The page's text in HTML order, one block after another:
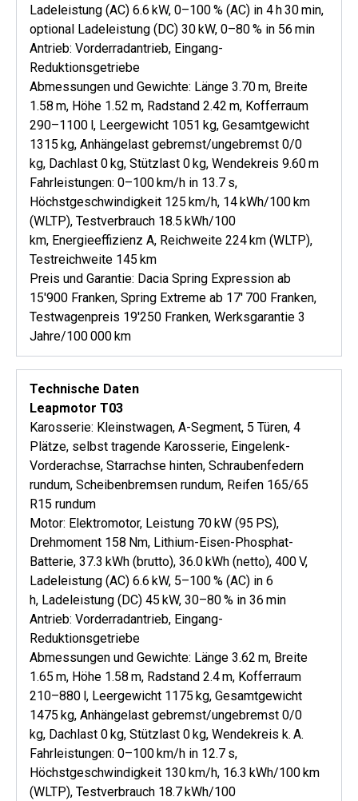
Ladeleistung (AC) 6.6 kW, 0–100 % (AC) in 4 h 30 min,
optional Ladeleistung (DC) 30 kW, 0–80 % in 56 min
Antrieb: Vorderradantrieb, Eingang-
Reduktionsgetriebe
Abmessungen und Gewichte: Länge 3.70 m, Breite
1.58 m, Höhe 1.52 m, Radstand 2.42 m, Kofferraum
290–1100 l, Leergewicht 1051 kg, Gesamtgewicht
1315 kg, Anhängelast gebremst/ungebremst 0/0
kg, Dachlast 0 kg, Stützlast 0 kg, Wendekreis 9.60 m
Fahrleistungen: 0–100 km/h in 13.7 s,
Höchstgeschwindigkeit 125 km/h, 14 kWh/100 km
(WLTP), Testverbrauch 18.5 kWh/100
km, Energieeffizienz A, Reichweite 224 km (WLTP),
Testreichweite 145 km
Preis und Garantie: Dacia Spring Expression ab
15'900 Franken, Spring Extreme ab 17' 700 Franken,
Testwagenpreis 19'250 Franken, Werksgarantie 3
Jahre/100 000 km
Technische Daten
Leapmotor T03
Karosserie: Kleinstwagen, A-Segment, 5 Türen, 4
Plätze, selbst tragende Karosserie, Eingelenk-
Vorderachse, Starrachse hinten, Schraubenfedern
rundum, Scheibenbremsen rundum, Reifen 165/65
R15 rundum
Motor: Elektromotor, Leistung 70 kW (95 PS),
Drehmoment 158 Nm, Lithium-Eisen-Phosphat-
Batterie, 37.3 kWh (brutto), 36.0 kWh (netto), 400 V,
Ladeleistung (AC) 6.6 kW, 5–100 % (AC) in 6
h, Ladeleistung (DC) 45 kW, 30–80 % in 36 min
Antrieb: Vorderradantrieb, Eingang-
Reduktionsgetriebe
Abmessungen und Gewichte: Länge 3.62 m, Breite
1.65 m, Höhe 1.58 m, Radstand 2.4 m, Kofferraum
210–880 l, Leergewicht 1175 kg, Gesamtgewicht
1475 kg, Anhängelast gebremst/ungebremst 0/0
kg, Dachlast 0 kg, Stützlast 0 kg, Wendekreis k. A.
Fahrleistungen: 0–100 km/h in 12.7 s,
Höchstgeschwindigkeit 130 km/h, 16.3 kWh/100 km
(WLTP), Testverbrauch 18.7 kWh/100